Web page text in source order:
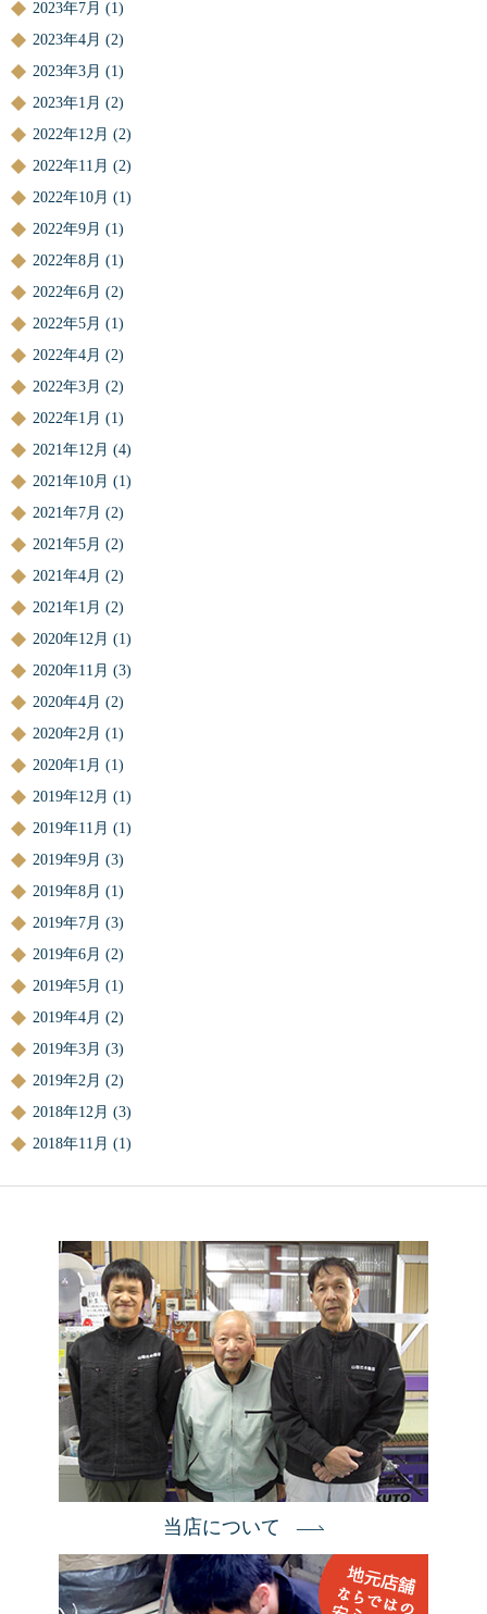
2023年7月 (1)
2023年4月 (2)
2023年3月 (1)
2023年1月 (2)
2022年12月 (2)
2022年11月 (2)
2022年10月 (1)
2022年9月 (1)
2022年8月 (1)
2022年6月 (2)
2022年5月 (1)
2022年4月 (2)
2022年3月 (2)
2022年1月 (1)
2021年12月 (4)
2021年10月 (1)
2021年7月 (2)
2021年5月 (2)
2021年4月 (2)
2021年1月 (2)
2020年12月 (1)
2020年11月 (3)
2020年4月 (2)
2020年2月 (1)
2020年1月 (1)
2019年12月 (1)
2019年11月 (1)
2019年9月 (3)
2019年8月 (1)
2019年7月 (3)
2019年6月 (2)
2019年5月 (1)
2019年4月 (2)
2019年3月 (3)
2019年2月 (2)
2018年12月 (3)
2018年11月 (1)
当店について